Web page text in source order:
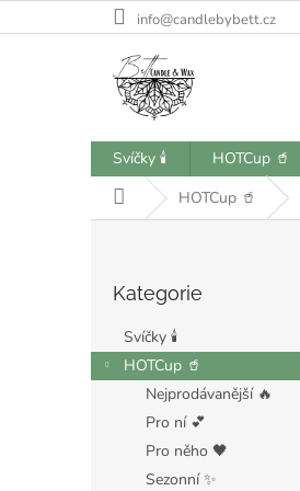
na
info@candlebybett.cz
Svíčky 🕯️ HOTCup 🥤
Domů HOTCup 🥤
a
n
kategorie
Kategorie
Svíčky 🕯️
HOTCup 🥤
Nejprodávanější 🔥
Pro ní 💕
Pro něho 🖤
Sezonní ✨